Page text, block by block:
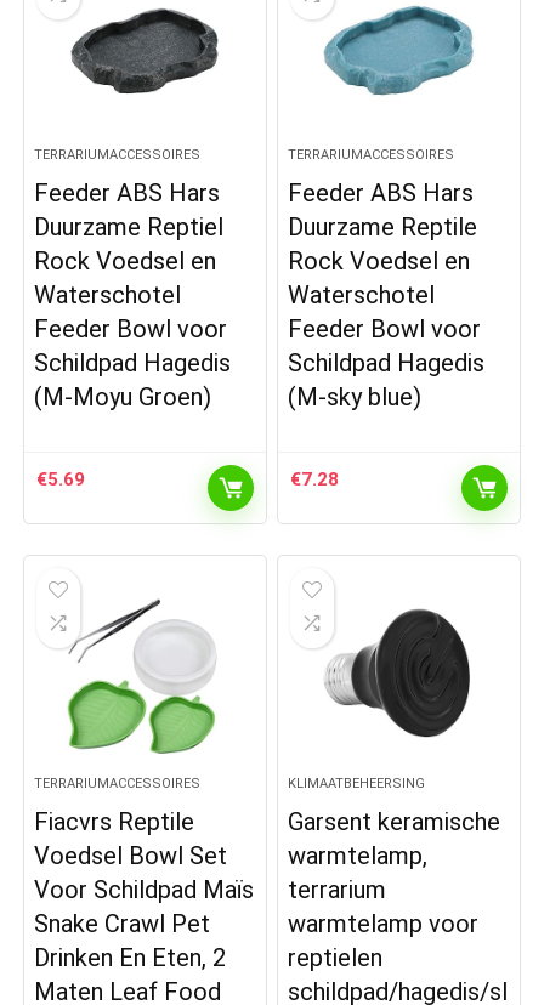
TERRARIUMACCESSOIRES
Feeder ABS Hars
Duurzame Reptiel
Rock Voedsel en
Waterschotel
Feeder Bowl voor
Schildpad Hagedis
(M-Moyu Groen)
€5.69
TERRARIUMACCESSOIRES
Feeder ABS Hars
Duurzame Reptile
Rock Voedsel en
Waterschotel
Feeder Bowl voor
Schildpad Hagedis
(M-sky blue)
€7.28
TERRARIUMACCESSOIRES
Fiacvrs Reptile
Voedsel Bowl Set
Voor Schildpad Maïs
Snake Crawl Pet
Drinken En Eten, 2
Maten Leaf Food
KLIMAATBEHEERSING
Garsent keramische
warmtelamp,
terrarium
warmtelamp voor
reptielen
schildpad/hagedis/sl